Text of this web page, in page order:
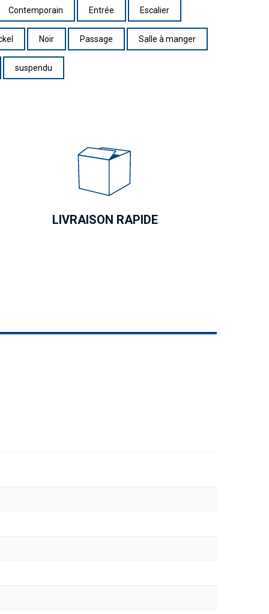
Contemporain Entrée Escalier
Noir Passage Salle à manger
suspendu
LIVRAISON RAPIDE